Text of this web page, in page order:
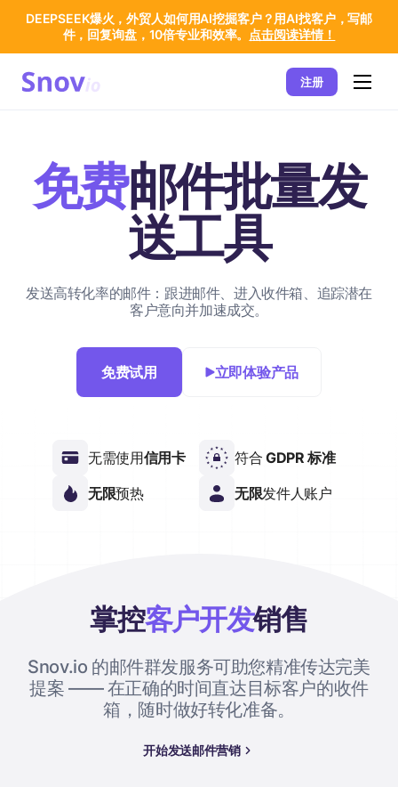
注册
免费邮件批量发
送工具
发送高转化率的邮件：跟进邮件、进入收件箱、追踪潜在
客户意向并加速成交。
免费试用 立即体验产品
无需使用信用卡 符合 GDPR 标准
无限预热 无限发件人账户
掌控客户开发销售
Snov.io 的邮件群发服务可助您精准传达完美
提案 —— 在正确的时间直达目标客户的收件
箱，随时做好转化准备。
开始发送邮件营销
DEEPSEEK爆火，外贸人如何用AI挖掘客户？用AI找客户，写邮
件，回复询盘，10倍专业和效率。 点击阅读详情！